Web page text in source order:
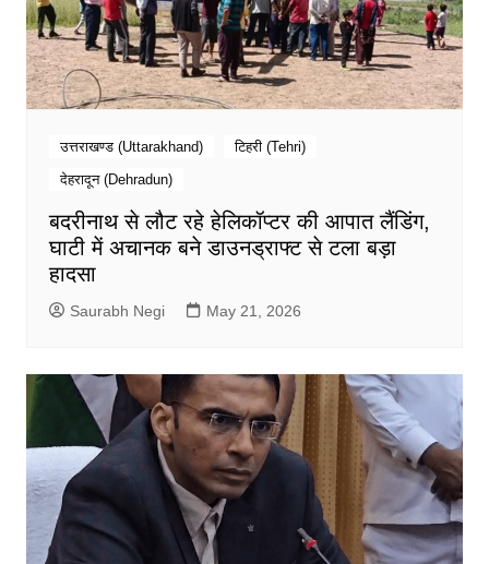
उत्तराखण्ड (Uttarakhand)
टिहरी (Tehri)
देहरादून (Dehradun)
बदरीनाथ से लौट रहे हेलिकॉप्टर की आपात लैंडिंग,
घाटी में अचानक बने डाउनड्राफ्ट से टला बड़ा
हादसा
Saurabh Negi May 21, 2026